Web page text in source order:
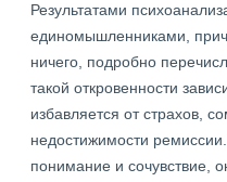
Результатами
единомышленниками,
ничего, подробно
такой откровенности
избавляется от страхов,
недостижимости
понимание и сочувствие,